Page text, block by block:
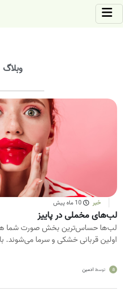
وبلاگ
خبر 10 ماه پیش
لب‌های مخملی در پاییز
لب‌ها حساس‌ترین بخش صورت شما
اولین قربانی خشکی و سرما می‌شوند.
a توسط ادمین